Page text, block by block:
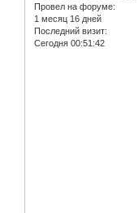
Провел на форуме:
1 месяц 16 дней
Последний визит:
Сегодня 00:51:42